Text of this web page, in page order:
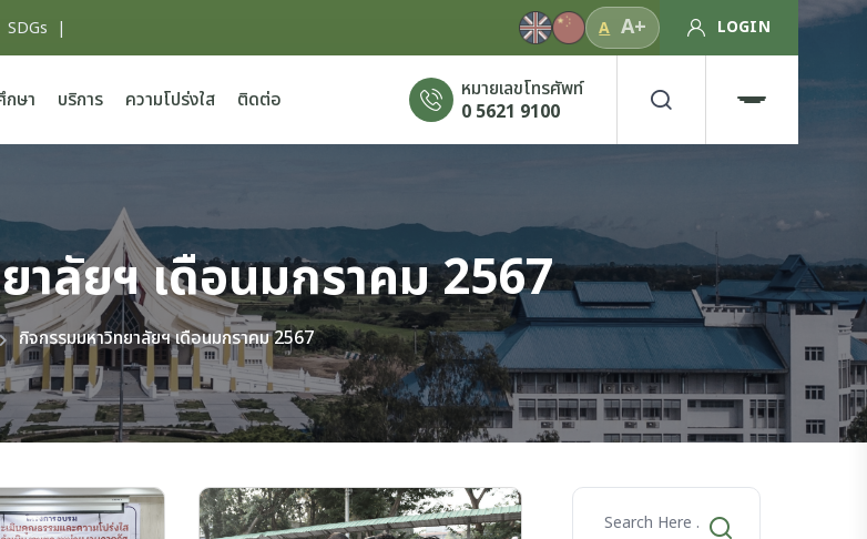
SDGs | A A+ LOGIN
กษา บริการ ความโปร่งใส ติดต่อ
หมายเลขโทรศัพท์
0 5621 9100
าลัยฯ เดือนมกราคม 2567
กิจกรรมมหาวิทยาลัยฯ เดือนมกราคม 2567